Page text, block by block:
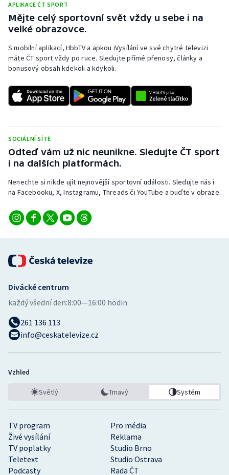
APLIKACE ČT SPORT
Mějte celý sportovní svět vždy u sebe i na
velké obrazovce.
S mobilní aplikací, HbbTV a apkou iVysílání ve své chytré televizi
máte ČT sport vždy po ruce. Sledujte přímé přenosy, články a
bonusový obsah kdekoli a kdykoli.
SOCIÁLNÍ SÍTĚ
Odteď vám už nic neunikne. Sledujte ČT sport
i na dalších platformách.
Nenechte si nikde ujít nejnovější sportovní události. Sledujte nás i
na Facebooku, X, Instagramu, Threads či YouTube a buďte v obraze.
TV program
Pro média
Živé vysílání
Reklama
TV poplatky
Studio Brno
Teletext
Studio Ostrava
Podcasty
Rada ČT
Divácké centrum
každý všední den:8:00—16:00 hodin
261 136 113
info@ceskatelevize.cz
Vzhled
Světlý Tmavý Systém